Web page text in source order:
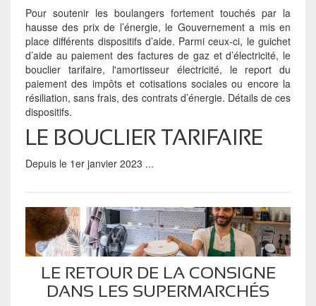
Pour soutenir les boulangers fortement touchés par la
hausse des prix de l’énergie, le Gouvernement a mis en
place différents dispositifs d’aide. Parmi ceux-ci, le guichet
d’aide au paiement des factures de gaz et d’électricité, le
bouclier tarifaire, l'amortisseur électricité, le report du
paiement des impôts et cotisations sociales ou encore la
résiliation, sans frais, des contrats d’énergie. Détails de ces
dispositifs.
LE BOUCLIER TARIFAIRE
Depuis le 1er janvier 2023 ...
LE RETOUR DE LA CONSIGNE
DANS LES SUPERMARCHÉS